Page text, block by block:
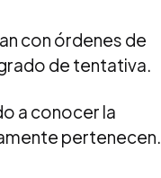
con órdenes de
de tentativa.
a conocer la
pertenecen.